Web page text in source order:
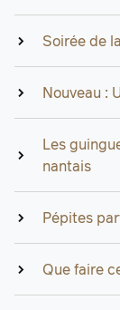
Soirée de
Nouveau :
Les
nantais
Pépites
Que faire